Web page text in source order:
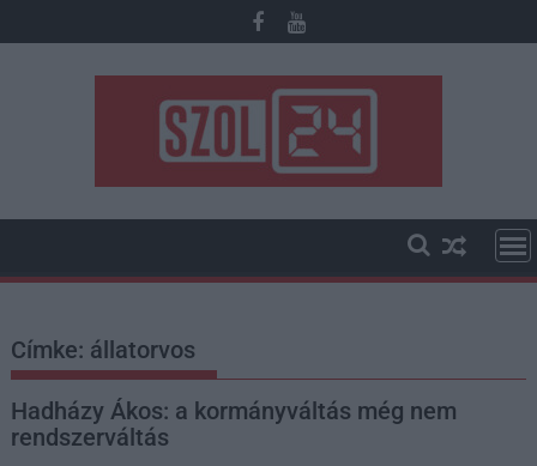
to
Címke: állatorvos
Hadházy Ákos: a kormányváltás még nem
rendszerváltás